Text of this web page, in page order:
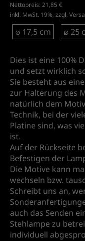
Nettopreis:21,85 €
inkl. MwSt. 19%, zzgl.
⌀ 17,5 cm ⌀ 25
Dies ist eine 100%
und setzt wirklich
Sie besteht aus
zur Halterung des
natürlich dem
Technik, bei der
Platine sind, was
ist.
Auf der Rückseite
Befestigen der
Die Motive kann
wechseln bzw.
Schreibt uns an,
auch das Senden
Stehlampe zu
individuell